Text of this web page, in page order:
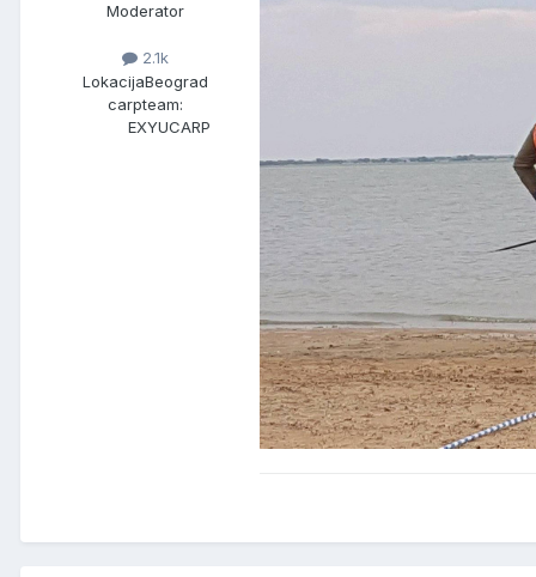
Moderator
2.1k
LokacijaBeograd
carpteam:
EXYUCARP